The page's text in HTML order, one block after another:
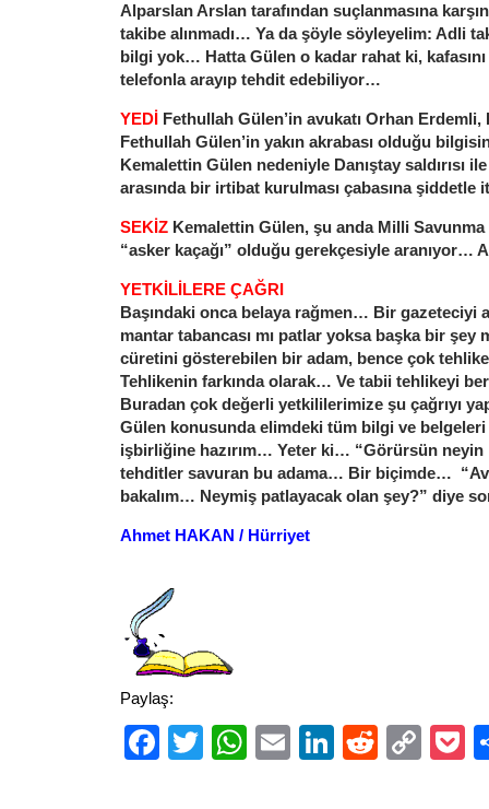
Alparslan Arslan tarafından suçlanmasına
takibe alınmadı… Ya da şöyle söyleyelim: Adli
bilgi yok… Hatta Gülen o kadar rahat ki, kafasını
telefonla arayıp tehdit edebiliyor…
YEDİ Fethullah Gülen’in avukatı Orhan Erdemli,
Fethullah Gülen’in yakın akrabası olduğu
Kemalettin Gülen nedeniyle Danıştay saldırısı
arasında bir irtibat kurulması çabasına
SEKİZ Kemalettin Gülen, şu anda Milli Savunma
“asker kaçağı” olduğu gerekçesiyle aranıyor…
YETKİLİLERE ÇAĞRI
Başındaki onca belaya rağmen… Bir gazeteciyi
mantar tabancası mı patlar yoksa başka bir şey
cüretini gösterebilen bir adam, bence çok
Tehlikenin farkında olarak… Ve tabii tehlikeyi
Buradan çok değerli yetkililerimize şu çağrıyı
Gülen konusunda elimdeki tüm bilgi ve
işbirliğine hazırım… Yeter ki… “Görürsün neyin
tehditler savuran bu adama… Bir biçimde…
bakalım… Neymiş patlayacak olan şey?” diye
Ahmet HAKAN / Hürriyet
Paylaş:
Facebook
TwitterWhatsApp
EmailLinkedIn
Reddit